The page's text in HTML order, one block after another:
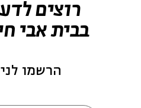
רוצים
בבית אבי
הרשמו